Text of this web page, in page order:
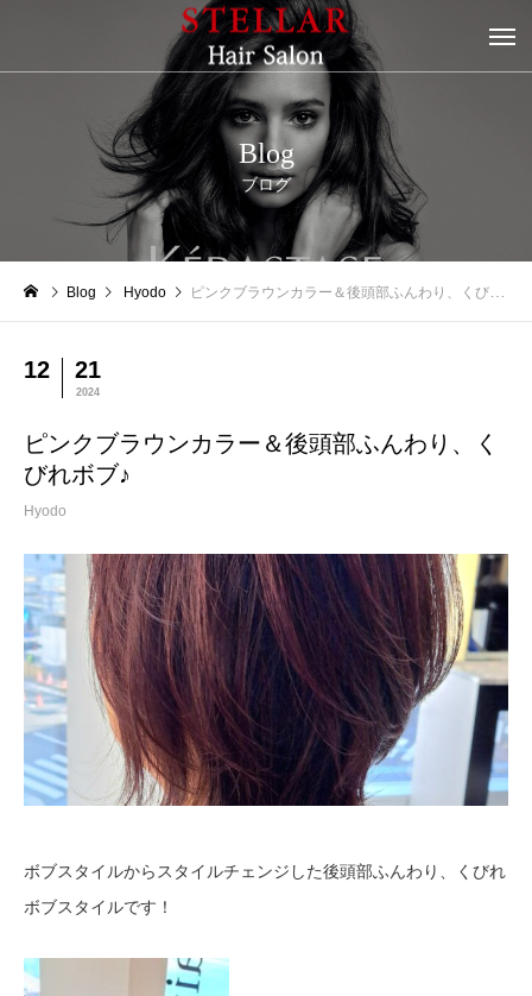
Blog
ブログ
Blog Hyodo ピンクブラウンカラー＆後頭部ふんわり、くびれボブ♪
12 21
2024
ピンクブラウンカラー＆後頭部ふんわり、く
びれボブ♪
Hyodo
ボブスタイルからスタイルチェンジした後頭部ふんわり、くびれ
ボブスタイルです！